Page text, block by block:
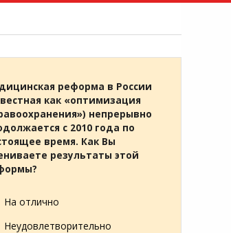
реформа в России
как «оптимизация
непрерывно
с 2010 года по
время. Как Вы
результаты этой
На отлично
Неудовлетворительно